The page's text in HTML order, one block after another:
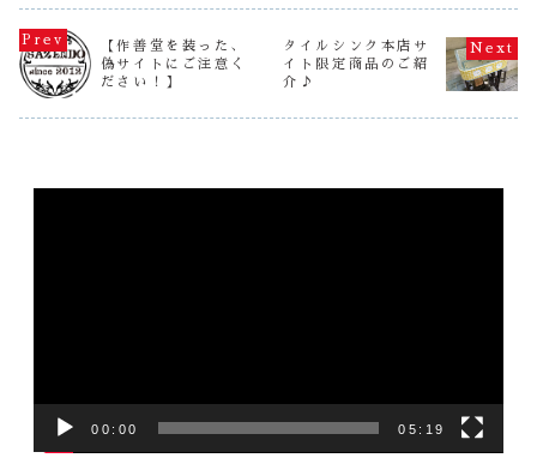
でとても素敵に仕
が家の幼児達には
SSサイズがちょう
どよく、喜んで使
っています。デザ
まで、丁寧な対...
となり、どこか懐
ンクとなりまし
た。あわせて水栓
柱やスタンドのご
注文もいただき、
今後、タイ
クを設置の
の参考にな
お願いしま
【作善堂を装った、
偽サイトにご注意く
ださい！】
タイルシンク本店サ
イト限定商品のご紹
介♪
00:00 05:19